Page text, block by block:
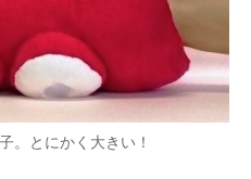
。とにかく大きい！